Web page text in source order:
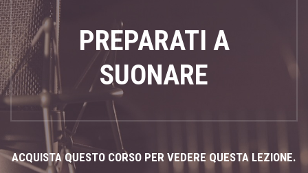
PREPARATI A
SUONARE
ACQUISTA QUESTO CORSO PER VEDERE QUESTA LEZIONE.